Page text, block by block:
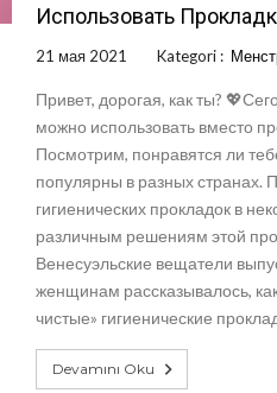
Использовать
21 мая 2021 Kategori :
Привет, дорогая, как ты?
можно использовать вместо
Посмотрим, понравятся ли
популярны в разных странах.
гигиенических прокладок в
различным решениям этой
Венесуэльские вещатели
женщинам рассказывалось,
чистые» гигиенические
Devamını Oku